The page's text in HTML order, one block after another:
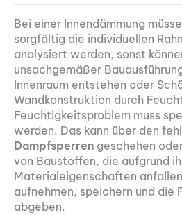
Bei einer Innendämmung
sorgfältig die individuellen
analysiert werden, sonst
unsachgemäßer
Innenraum entstehen oder
Wandkonstruktion durch
Feuchtigkeitsproblem muss
werden. Das kann über den
Dampfsperren geschehen
von Baustoffen, die aufgrund
Materialeigenschaften
aufnehmen, speichern und
abgeben.